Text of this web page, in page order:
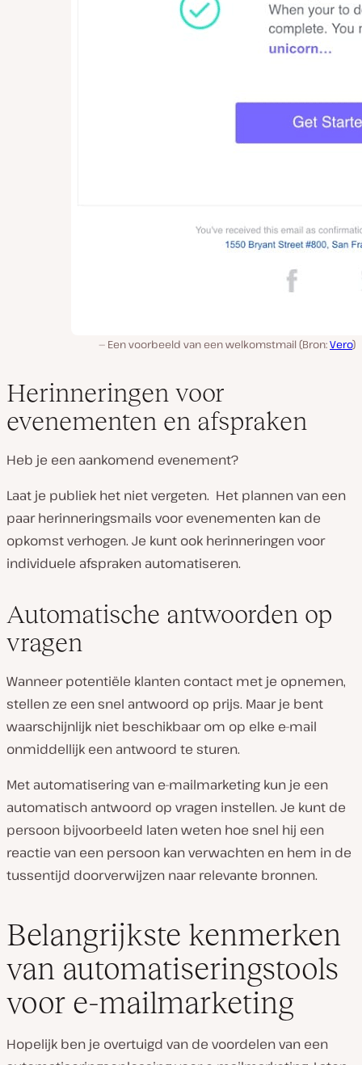
Een voorbeeld van een welkomstmail (Bron:Vero)
Herinneringen voor
evenementen en afspraken
Heb je een aankomend evenement?
Laat je publiek het niet vergeten. Het plannen van een
paar herinneringsmails voor evenementen kan de
opkomst verhogen. Je kunt ook herinneringen voor
individuele afspraken automatiseren.
Automatische antwoorden op
vragen
Wanneer potentiële klanten contact met je opnemen,
stellen ze een snel antwoord op prijs. Maar je bent
waarschijnlijk niet beschikbaar om op elke e-mail
onmiddellijk een antwoord te sturen.
Met automatisering van e-mailmarketing kun je een
automatisch antwoord op vragen instellen. Je kunt de
persoon bijvoorbeeld laten weten hoe snel hij een
reactie van een persoon kan verwachten en hem in de
tussentijd doorverwijzen naar relevante bronnen.
Belangrijkste kenmerken
van automatiseringstools
voor e-mailmarketing
Hopelijk ben je overtuigd van de voordelen van een